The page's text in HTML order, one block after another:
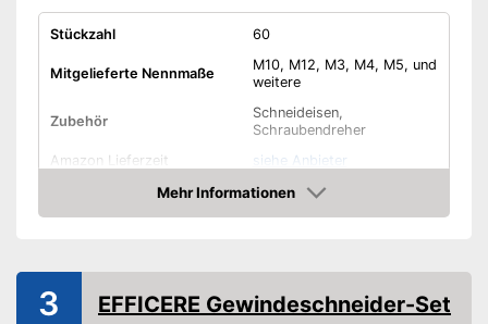
Stückzahl 60
Mitgelieferte Nennmaße
M10, M12, M3, M4, M5, und
weitere
Zubehör
Schneideisen,
Schraubendreher
Amazon Lieferzeit
siehe Anbieter
Mehr Informationen
Amazon
3 EFFICERE Gewindeschneider-Set